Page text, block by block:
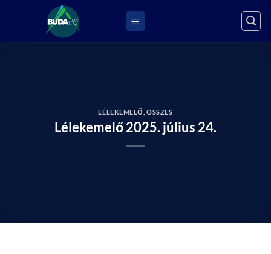
LÉLEKEMELŐ ,ÖSSZES
Lélekemelő 2025. július 24.